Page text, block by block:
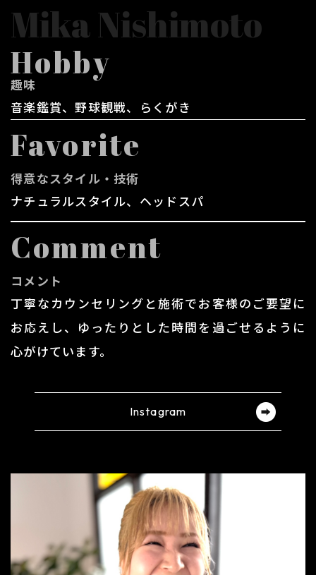
Mika Nishimoto
Hobby
趣味
音楽鑑賞、野球観戦、らくがき
Favorite
得意なスタイル・技術
ナチュラルスタイル、ヘッドスパ
Comment
コメント
丁寧なカウンセリングと施術でお客様のご要望に
お応えし、ゆったりとした時間を過ごせるように
心がけています。​​​​​​​
Instagram